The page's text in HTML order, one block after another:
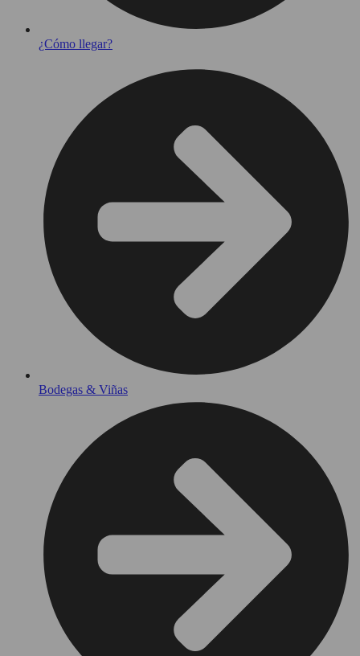
¿Cómo llegar?
Bodegas & Viñas